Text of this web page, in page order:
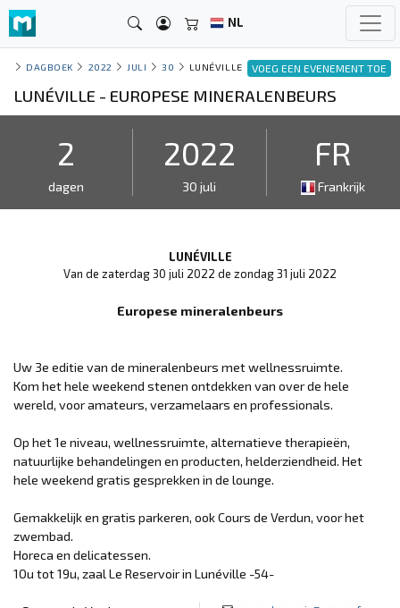
NL
VOEG EEN EVENEMENT TOE
DAGBOEK 2022 JULI 30 LUNÉVILLE
LUNÉVILLE - EUROPESE MINERALENBEURS
2
dagen
2022
30 juli
FR
Frankrijk
LUNÉVILLE
Van de zaterdag 30 juli 2022 de zondag 31 juli 2022
Europese mineralenbeurs
Uw 3e editie van de mineralenbeurs met wellnessruimte.
Kom het hele weekend stenen ontdekken van over de hele
wereld, voor amateurs, verzamelaars en professionals.
Op het 1e niveau, wellnessruimte, alternatieve therapieën,
natuurlijke behandelingen en producten, helderziendheid. Het
hele weekend gratis gesprekken in de lounge.
Gemakkelijk en gratis parkeren, ook Cours de Verdun, voor het
zwembad.
Horeca en delicatessen.
10u tot 19u, zaal Le Reservoir in Lunéville -54-